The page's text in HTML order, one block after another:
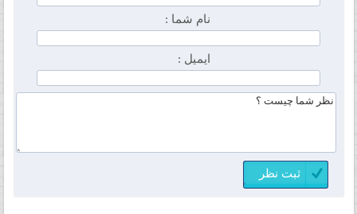
نام شما :
ایمیل :